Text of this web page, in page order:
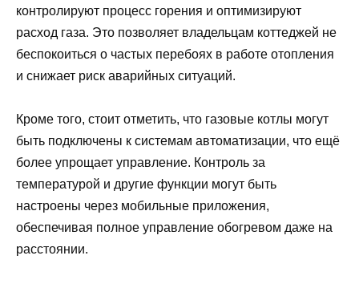
контролируют процесс горения и оптимизируют
расход газа. Это позволяет владельцам коттеджей не
беспокоиться о частых перебоях в работе отопления
и снижает риск аварийных ситуаций.
Кроме того, стоит отметить, что газовые котлы могут
быть подключены к системам автоматизации, что ещё
более упрощает управление. Контроль за
температурой и другие функции могут быть
настроены через мобильные приложения,
обеспечивая полное управление обогревом даже на
расстоянии.